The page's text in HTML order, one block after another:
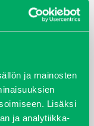
ja mainosten
Lisäksi
ja analytiikka-